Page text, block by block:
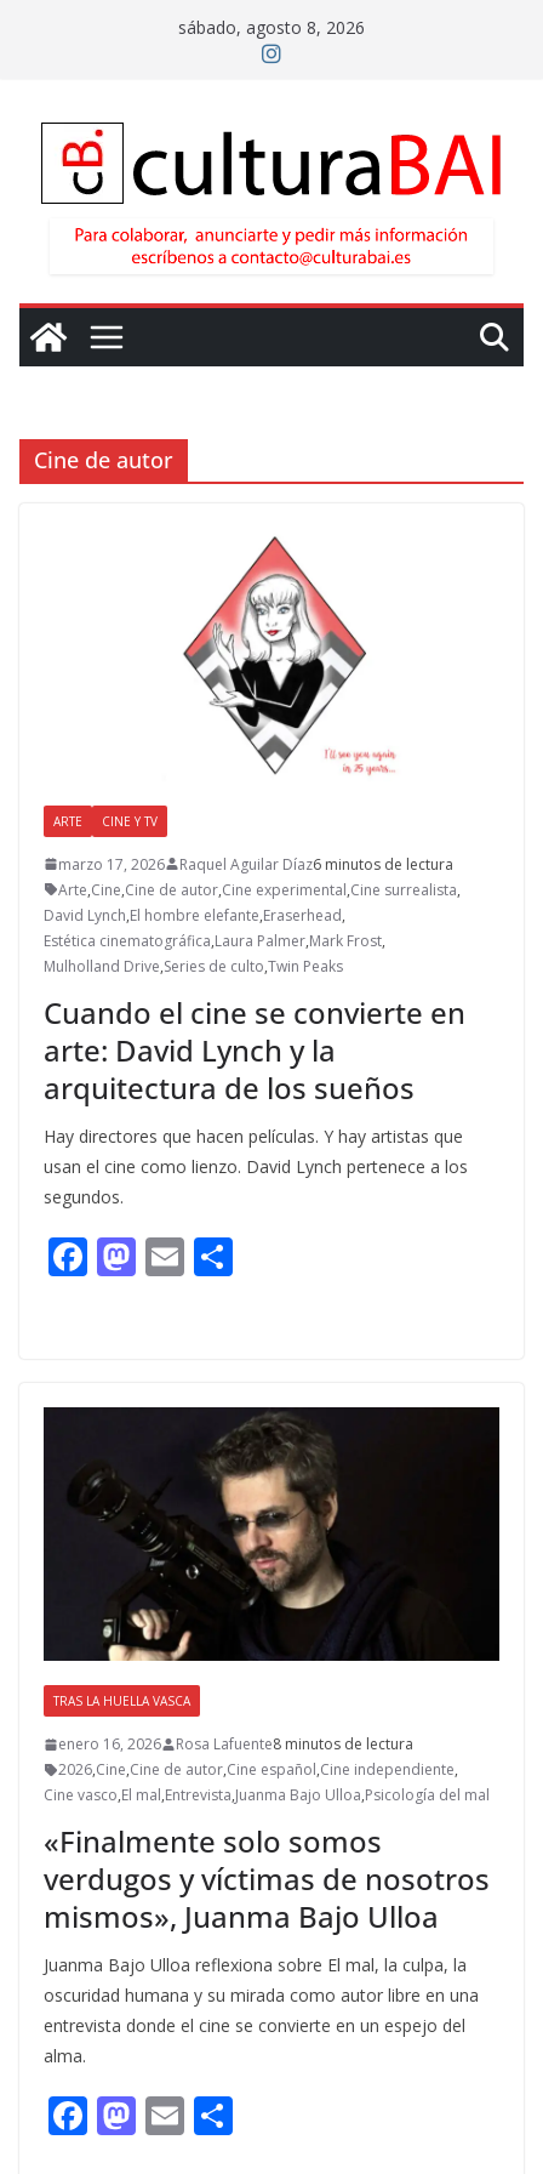
sábado, agosto 8, 2026
Cine de autor
ARTE CINE Y TV
marzo 17, 2026 Raquel Aguilar Díaz6 minutos de lectura
Arte,Cine,Cine de autor,Cine experimental,Cine surrealista,
David Lynch,El hombre elefante,Eraserhead,
Estética cinematográfica,Laura Palmer,Mark Frost,
Mulholland Drive,Series de culto,Twin Peaks
Cuando el cine se convierte en
arte: David Lynch y la
arquitectura de los sueños
Hay directores que hacen películas. Y hay artistas que
usan el cine como lienzo. David Lynch pertenece a los
segundos.
F
o
k
M
o
E
ar
ti
r
TRAS LA HUELLA VASCA
enero 16, 2026 Rosa Lafuente8 minutos de lectura
2026,Cine,Cine de autor,Cine español,Cine independiente,
Cine vasco,El mal,Entrevista,Juanma Bajo Ulloa,Psicología del mal
«Finalmente solo somos
verdugos y víctimas de nosotros
mismos», Juanma Bajo Ulloa
Juanma Bajo Ulloa reflexiona sobre El mal, la culpa, la
oscuridad humana y su mirada como autor libre en una
entrevista donde el cine se convierte en un espejo del
alma.
F M E